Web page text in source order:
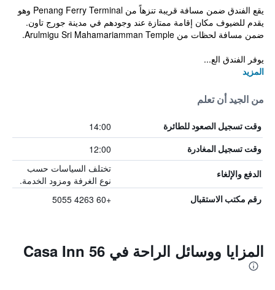
يقع الفندق ضمن مسافة قريبة تنزهاً من Penang Ferry Terminal وهو
يقدم للضيوف مكان إقامة ممتازة عند وجودهم في مدينة جورج تاون.
ضمن مسافة لحظات من Arulmigu Sri Mahamariamman Temple.
يوفر الفندق الع...
المزيد
من الجيد أن تعلم
وقت تسجيل الصعود للطائرة 14:00
وقت تسجيل المغادرة 12:00
الدفع والإلغاء
تختلف السياسات حسب
نوع الغرفة ومزود الخدمة.
رقم مكتب الاستقبال +60 4263 5055
المزايا ووسائل الراحة في Casa Inn 56